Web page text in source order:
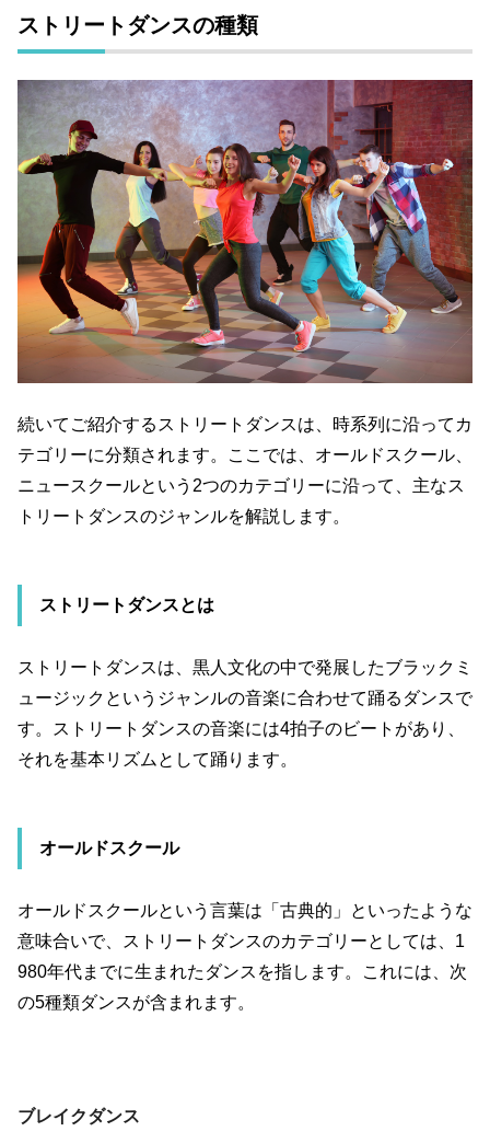
ストリートダンスの種類
続いてご紹介するストリートダンスは、時系列に沿ってカ
テゴリーに分類されます。ここでは、オールドスクール、
ニュースクールという 2つのカテゴリーに沿って、主なス
トリートダンスのジャンルを解説します。
ストリートダンスとは
ストリートダンスは、黒人文化の中で発展したブラックミ
ュージックというジャンルの音楽に合わせて踊るダンスで
す。ストリートダンスの音楽には4拍子のビートがあり、
それを基本リズムとして踊ります。
オールドスクール
オールドスクールという言葉は「古典的」といったような
意味合いで、ストリートダンスのカテゴリーとしては、 1
980年代までに生まれたダンスを指します。これには、次
の5種類ダンスが含まれます。
ブレイクダンス